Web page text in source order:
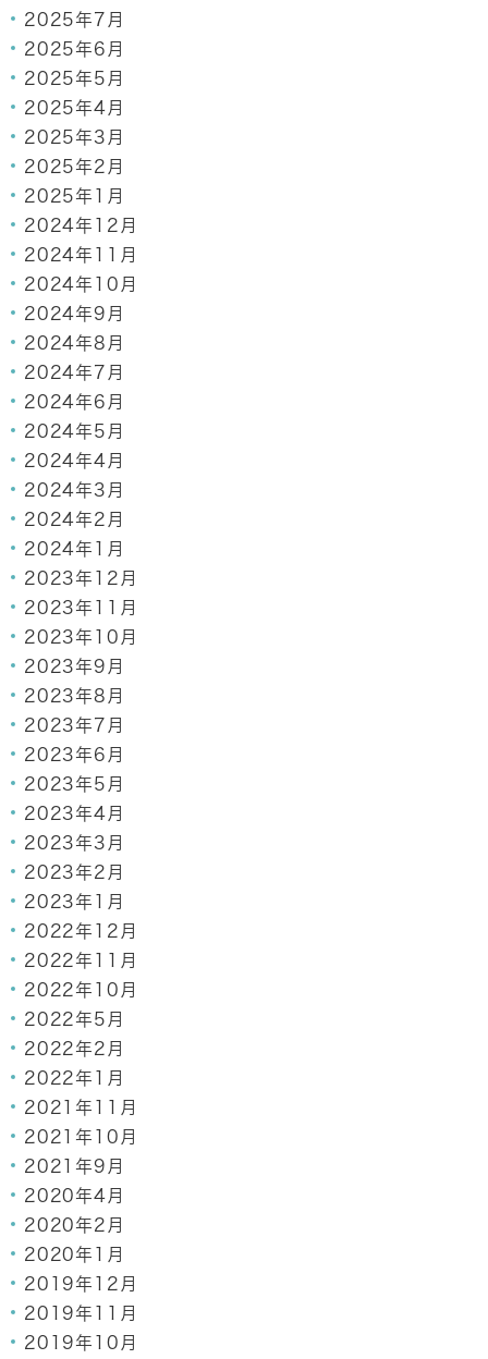
2025年7月
2025年6月
2025年5月
2025年4月
2025年3月
2025年2月
2025年1月
2024年12月
2024年11月
2024年10月
2024年9月
2024年8月
2024年7月
2024年6月
2024年5月
2024年4月
2024年3月
2024年2月
2024年1月
2023年12月
2023年11月
2023年10月
2023年9月
2023年8月
2023年7月
2023年6月
2023年5月
2023年4月
2023年3月
2023年2月
2023年1月
2022年12月
2022年11月
2022年10月
2022年5月
2022年2月
2022年1月
2021年11月
2021年10月
2021年9月
2020年4月
2020年2月
2020年1月
2019年12月
2019年11月
2019年10月